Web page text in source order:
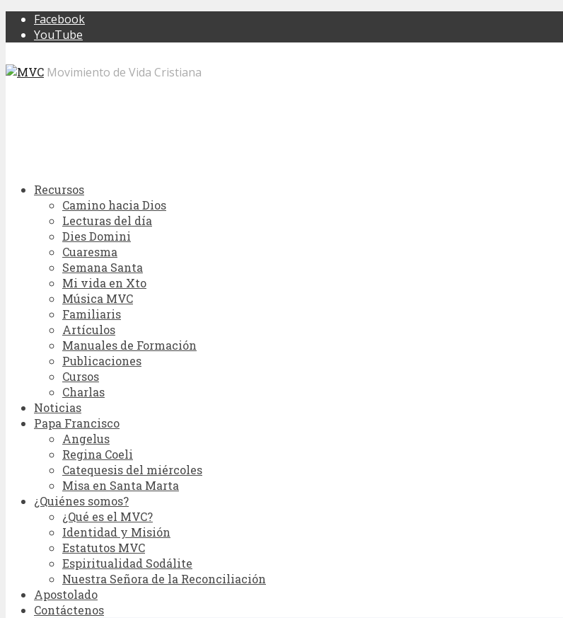
Facebook
YouTube
Movimiento de Vida Cristiana
Recursos
Camino hacia Dios
Lecturas del día
Dies Domini
Cuaresma
Semana Santa
Mi vida en Xto
Música MVC
Familiaris
Artículos
Manuales de Formación
Publicaciones
Cursos
Charlas
Noticias
Papa Francisco
Angelus
Regina Coeli
Catequesis del miércoles
Misa en Santa Marta
¿Quiénes somos?
¿Qué es el MVC?
Identidad y Misión
Estatutos MVC
Espiritualidad Sodálite
Nuestra Señora de la Reconciliación
Apostolado
Contáctenos